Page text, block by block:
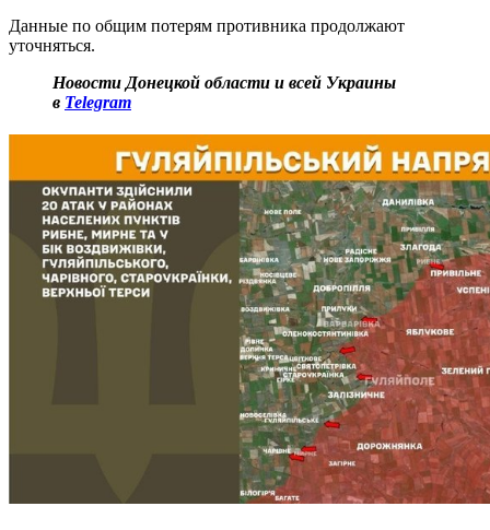
Данные по общим потерям противника продолжают
уточняться.
Новости Донецкой области и всей Украины
в Telegram